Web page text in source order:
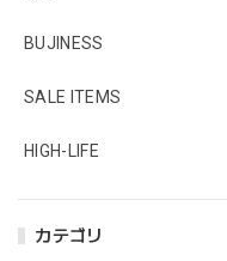
BUJINESS
SALE ITEMS
HIGH-LIFE
カテゴリ